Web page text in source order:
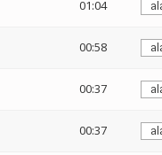
01:04
00:58
00:37
00:37